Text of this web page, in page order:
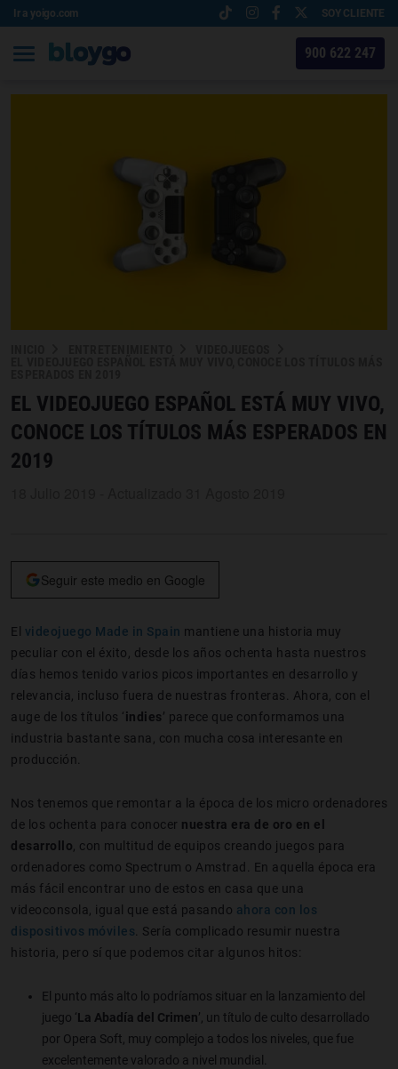
Ir a yoigo.com SOY CLIENTE
900 622 247
EL VIDEOJUEGO ESPAÑOL ESTÁ MUY VIVO,
CONOCE LOS TÍTULOS MÁS ESPERADOS EN
2019
Seguir este medio en Google
El videojuego Made in Spain mantiene una historia muy
peculiar con el éxito, desde los años ochenta hasta nuestros
días hemos tenido varios picos importantes en desarrollo y
relevancia, incluso fuera de nuestras fronteras. Ahora, con el
auge de los títulos ‘indies’ parece que conformamos una
industria bastante sana, con mucha cosa interesante en
producción.
Nos tenemos que remontar a la época de los micro ordenadores
de los ochenta para conocer nuestra era de oro en el
desarrollo , con multitud de equipos creando juegos para
ordenadores como Spectrum o Amstrad. En aquella época era
más fácil encontrar uno de estos en casa que una
videoconsola, igual que está pasando ahora con los
dispositivos móviles . Sería complicado resumir nuestra
historia, pero sí que podemos citar algunos hitos:
El punto más alto lo podríamos situar en la lanzamiento del
juego ‘La Abadía del Crimen’, un título de culto desarrollado
por Opera Soft, muy complejo a todos los niveles, que fue
excelentemente valorado a nivel mundial.